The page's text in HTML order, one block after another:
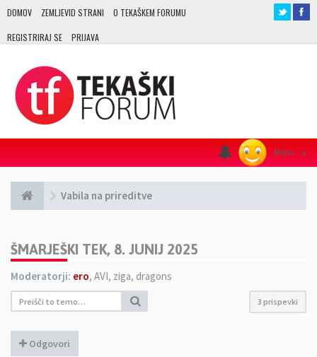
DOMOV ZEMLJEVID STRANI O TEKAŠKEM FORUMU
REGISTRIRAJ SE PRIJAVA
Menu ≡
Vabila na prireditve
ŠMARJEŠKI TEK, 8. JUNIJ 2025
Moderatorji: ero, AVI, ziga, dragons
3 prispevki
Odgovori